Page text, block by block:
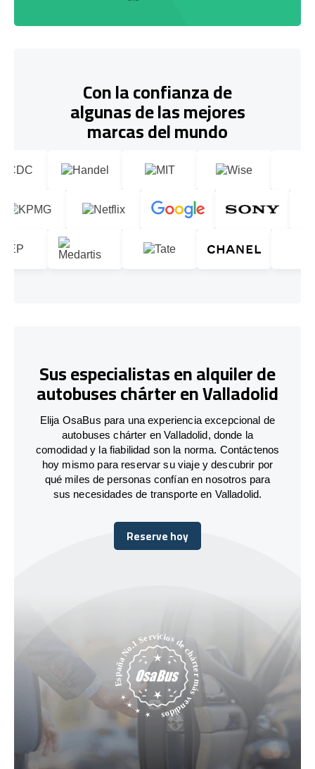
Con la confianza de
algunas de las mejores
marcas del mundo
Sus especialistas en alquiler de
autobuses chárter en Valladolid
Elija OsaBus para una experiencia excepcional de
autobuses chárter en Valladolid, donde la
comodidad y la fiabilidad son la norma. Contáctenos
hoy mismo para reservar su viaje y descubrir por
qué miles de personas confían en nosotros para
sus necesidades de transporte en Valladolid.
Reserve hoy
Reserve hoy